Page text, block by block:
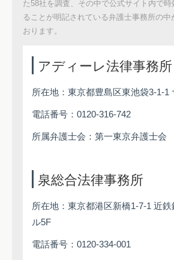
た58社を調査、その中で公式サイト内で時
ることが明記されている弁護士事務所の中
おります。
アディーレ法律事務所
所在地：東京都豊島区東池袋3-1-1
電話番号：0120-316-742
所属弁護士会：第一東京弁護士会
泉総合法律事務所
所在地：東京都港区新橋1-7-1 近
ル5F
電話番号：0120-334-001